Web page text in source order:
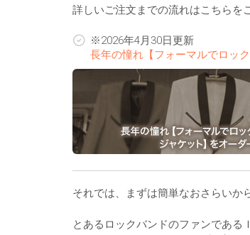
詳しいご注文までの流れはこちらを
※2026年4月30日更新
長年の憧れ【フォーマルでロッ
それでは、まずは簡単なおさらいから
とあるロックバンドのファンである